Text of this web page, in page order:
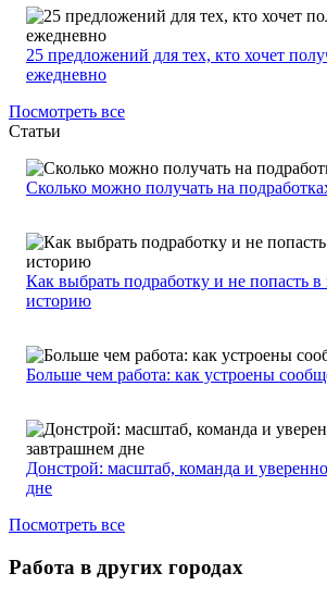
25 предложений для тех, кто хочет
ежедневно
Посмотреть все
Статьи
Сколько можно получать на
Как выбрать подработку и не попасть
историю
Больше чем работа: как устроены
Донстрой: масштаб, команда и
дне
Посмотреть все
Работа в других городах